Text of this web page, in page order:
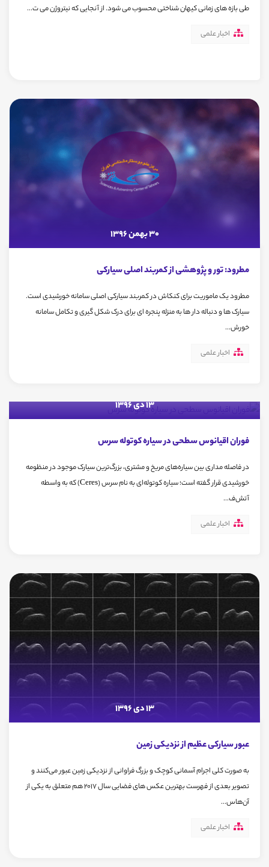
طی بازه های زمانی کیهان شناختی محسوب می شود. از آنجایی که نیتروژن می ت...
اخبار علمی
30 بهمن 1396
مطرود: تور و پژوهشی از کمربند اصلی سیارکی
مطرود یک ماموریت برای کنکاش در کمربند سیارکی اصلی سامانه خورشیدی است.
سیارک ها و دنباله دار ها به منزله پنجره ای برای درک شکل گیری و تکامل سامانه
خورش...
اخبار علمی
13 دی 1396
فوران اقیانوس سطحی در سیاره کوتوله سرس
در فاصله مداری بین سیاره‌های مریخ و مشتری، بزرگ‌ترین سیارک موجود در منظومه
خورشیدی قرار گفته است؛ سیاره کوتوله‌ای به نام سرس (Ceres) که به واسطه
آتش‌ف...
اخبار علمی
13 دی 1396
عبور سیارکی عظیم از نزدیکی زمین
به صورت کلی اجرام آسمانی کوچک و بزرگ فراوانی از نزدیکی زمین عبور می‌کنند و
تصویر بعدی از فهرست بهترین عکس های فضایی سال 2017 هم متعلق به یکی از
آن‌هاس...
اخبار علمی